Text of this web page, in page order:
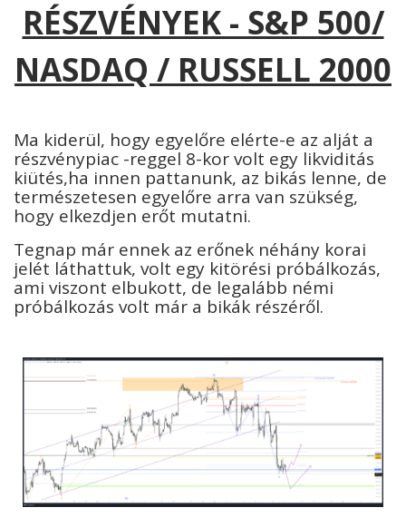
RÉSZVÉNYEK - S&P 500/
NASDAQ / RUSSELL 2000
Ma kiderül, hogy egyelőre elérte-e az alját a
részvénypiac -reggel 8-kor volt egy likviditás
kiütés,ha innen pattanunk, az bikás lenne, de
természetesen egyelőre arra van szükség,
hogy elkezdjen erőt mutatni.
Tegnap már ennek az erőnek néhány korai
jelét láthattuk, volt egy kitörési próbálkozás,
ami viszont elbukott, de legalább némi
próbálkozás volt már a bikák részéről.